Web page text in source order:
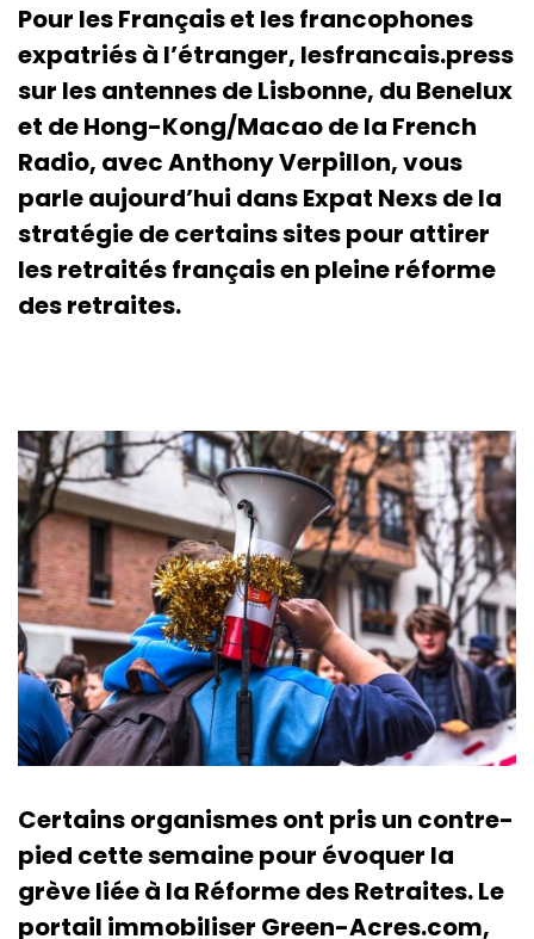
Pour les Français et les francophones
expatriés à l’étranger, lesfrancais.press
sur les antennes de Lisbonne, du Benelux
et de Hong-Kong/Macao de la French
Radio, avec Anthony Verpillon, vous
parle aujourd’hui dans Expat Nexs de la
stratégie de certains sites pour attirer
les retraités français en pleine réforme
des retraites.
Certains organismes ont pris un contre-
pied cette semaine pour évoquer la
grève liée à la Réforme des Retraites. Le
portail immobiliser Green-Acres.com,